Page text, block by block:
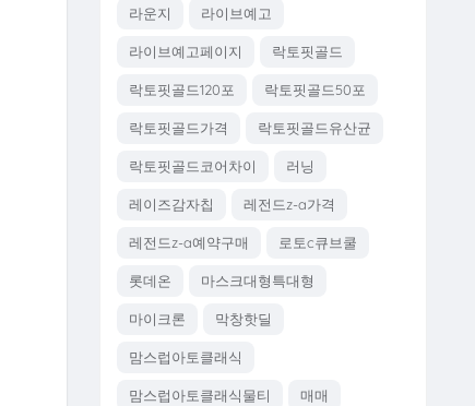
라운지 라이브예고
라이브예고페이지 락토핏골드
락토핏골드120포 락토핏골드50포
락토핏골드가격 락토핏골드유산균
락토핏골드코어차이 러닝
레이즈감자칩 레전드z-a가격
레전드z-a예약구매 로토c큐브쿨
롯데온 마스크대형특대형
마이크론 막창핫딜
맘스럽아토클래식
맘스럽아토클래식물티 매매